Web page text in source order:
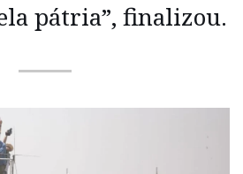
pátria”, finalizou.